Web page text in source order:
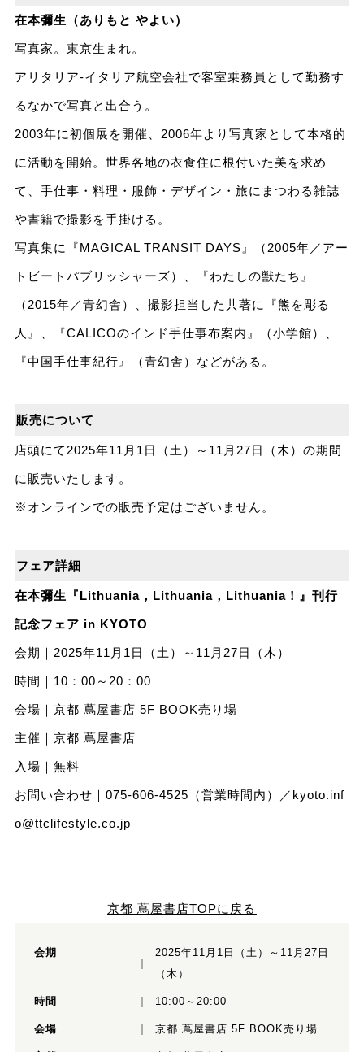
在本彌生（ありもと やよい）
写真家。東京生まれ。
アリタリア-イタリア航空会社で客室乗務員として勤務す
るなかで写真と出合う。
2003年に初個展を開催、2006年より写真家として本格的
に活動を開始。世界各地の衣食住に根付いた美を求め
て、手仕事・料理・服飾・デザイン・旅にまつわる雑誌
や書籍で撮影を手掛ける。
写真集に『MAGICAL TRANSIT DAYS』（2005年／アー
トビートパブリッシャーズ）、『わたしの獣たち』
（2015年／青幻舎）、撮影担当した共著に『熊を彫る
人』、『CALICOのインド手仕事布案内』（小学館）、
『中国手仕事紀行』（青幻舎）などがある。
販売について
店頭にて2025年11月1日（土）～11月27日（木）の期間
に販売いたします。
※オンラインでの販売予定はございません。
フェア詳細
在本彌生『Lithuania，Lithuania，Lithuania！』刊行
記念フェア in KYOTO
会期｜2025年11月1日（土）～11月27日（木）
時間｜10：00～20：00
会場｜京都 蔦屋書店 5F BOOK売り場
主催｜京都 蔦屋書店
入場｜無料
お問い合わせ｜075-606-4525（営業時間内）／ kyoto.inf
o@ttclifestyle.co.jp
京都 蔦屋書店TOPに戻る
会期
2025年11月1日（土）～11月27日
（木）
時間 10:00～20:00
会場 京都 蔦屋書店 5F BOOK売り場